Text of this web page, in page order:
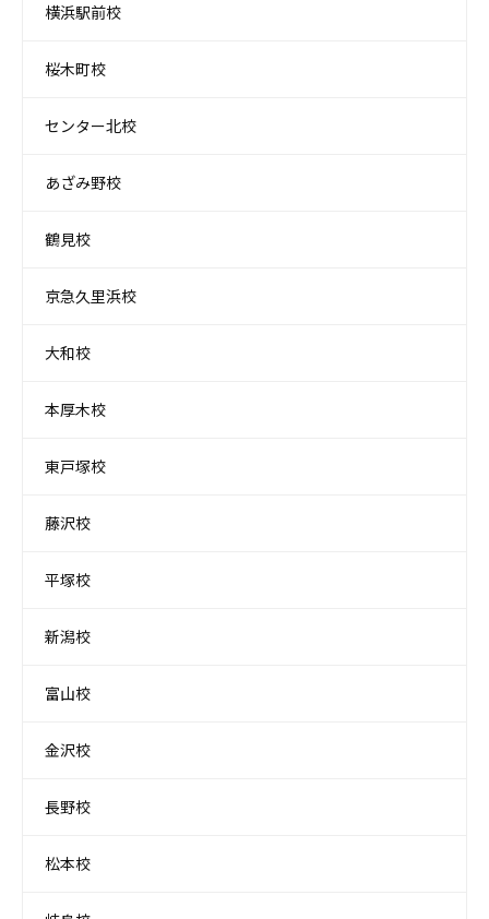
横浜駅前校
桜木町校
センター北校
あざみ野校
鶴見校
京急久里浜校
大和校
本厚木校
東戸塚校
藤沢校
平塚校
新潟校
富山校
金沢校
長野校
松本校